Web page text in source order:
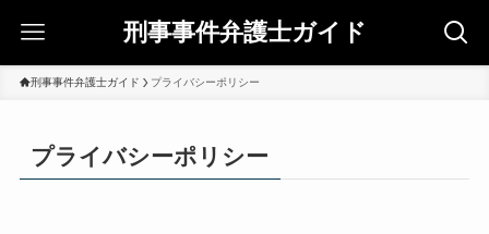
刑事事件弁護士ガイド
刑事事件弁護士ガイド プライバシーポリシー
プライバシーポリシー